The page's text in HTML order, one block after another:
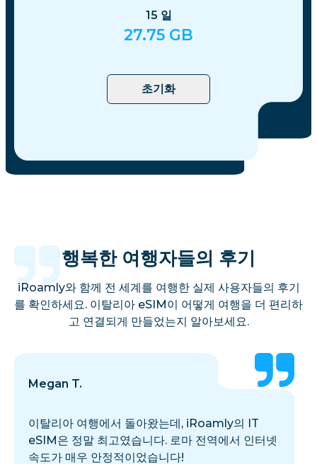
15 일
27.75 GB
초기화
행복한 여행자들의 후기
iRoamly와 함께 전 세계를 여행한 실제 사용자들의 후기
를 확인하세요. 이탈리아 eSIM이 어떻게 여행을 더 편리하
고 연결되게 만들었는지 알아보세요.
Megan T.
이탈리아 여행에서 돌아왔는데, iRoamly의 IT
eSIM은 정말 최고였습니다. 로마 전역에서 인터넷
속도가 매우 안정적이었습니다!